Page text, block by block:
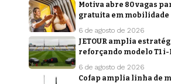
Motiva abre 80 vagas
gratuita em mobilidade
6 de agosto de 2026
JETOUR amplia
reforçando modelo T1 i-
6 de agosto de 2026
Cofap amplia linha de